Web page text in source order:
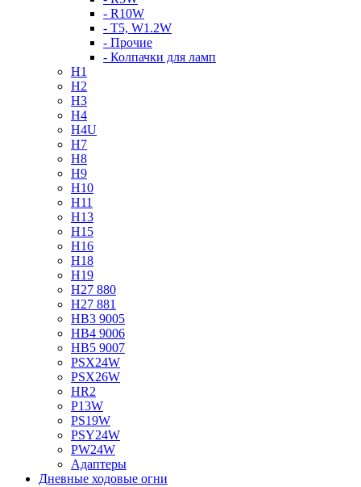
- R10W
- T5, W1.2W
- Прочие
- Колпачки для ламп
H1
H2
H3
H4
H4U
H7
H8
H9
H10
H11
H13
H15
H16
H18
H19
H27 880
H27 881
HB3 9005
HB4 9006
HB5 9007
PSX24W
PSX26W
HR2
P13W
PS19W
PSY24W
PW24W
Адаптеры
Дневные ходовые огни